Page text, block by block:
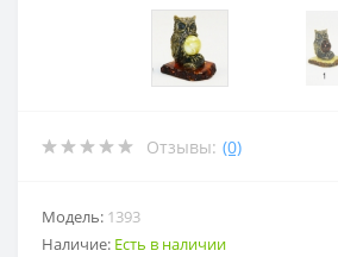
Отзывы: (0)
Модель: 1393
Наличие: Есть в наличии